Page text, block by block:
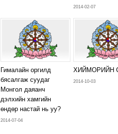
2014-02-07
Гималайн оргилд
бясалгаж суудаг
Монгол даяанч
дэлхийн хамгийн
өндөр настай нь уу?
2014-07-04
ХИЙМОРИЙН
2014-10-03